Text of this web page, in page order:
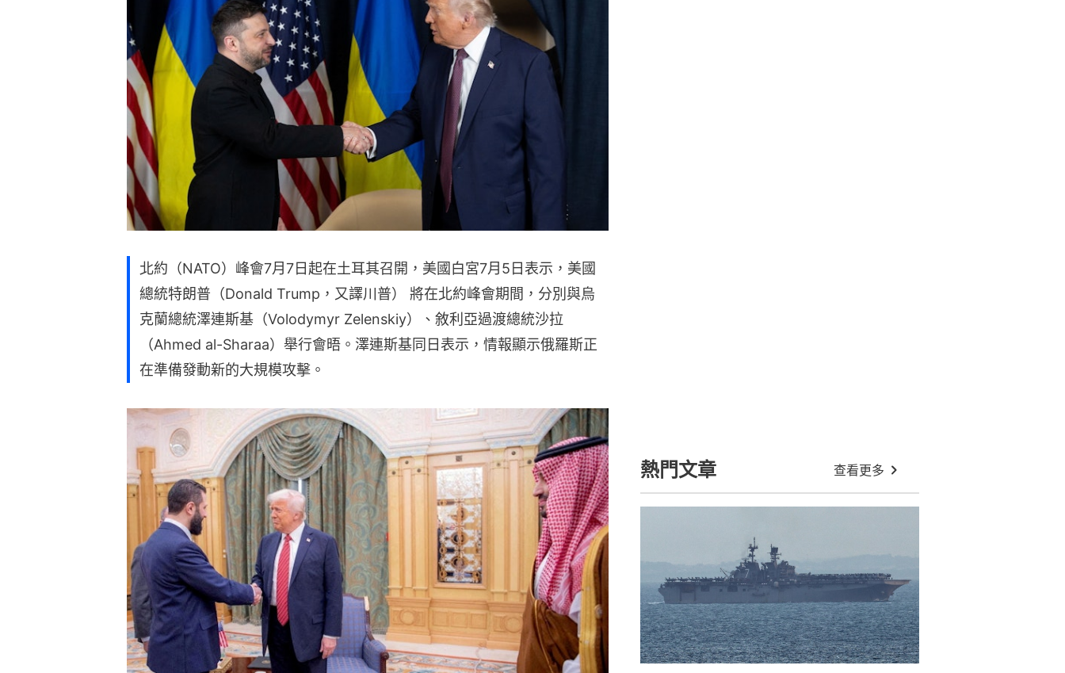
北約（NATO）峰會7月7日起在土耳其召開，美國白宮7月5日表示，美國
總統特朗普（Donald Trump，又譯川普） 將在北約峰會期間，分別與烏
克蘭總統澤連斯基（Volodymyr Zelenskiy）、敘利亞過渡總統沙拉
（Ahmed al-Sharaa）舉行會晤。澤連斯基同日表示，情報顯示俄羅斯正
在準備發動新的大規模攻擊。
熱門文章 查看更多